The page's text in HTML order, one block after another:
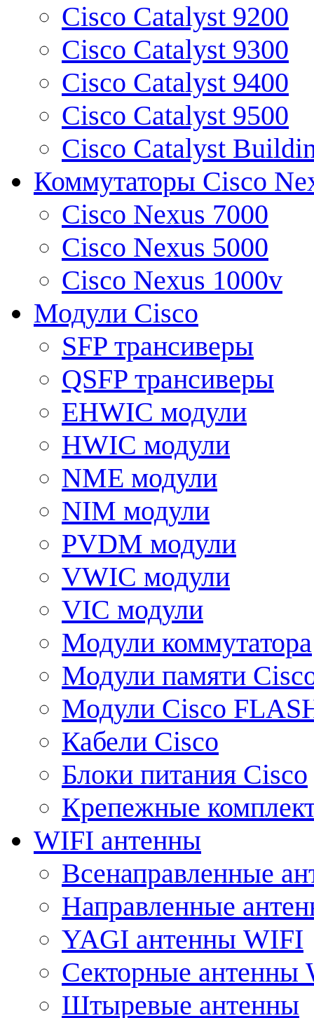
Cisco Catalyst 9200
Cisco Catalyst 9300
Cisco Catalyst 9400
Cisco Catalyst 9500
Cisco Catalyst
Коммутаторы Cisco
Cisco Nexus 7000
Cisco Nexus 5000
Cisco Nexus 1000v
Модули Cisco
SFP трансиверы
QSFP трансиверы
EHWIC модули
HWIC модули
NME модули
NIM модули
PVDM модули
VWIC модули
VIC модули
Модули коммутатора
Модули памяти
Модули Cisco
Кабели Cisco
Блоки питания Cisco
Крепежные
WIFI антенны
Всенаправленные
Направленные
YAGI антенны WIFI
Секторные антенны
Штыревые антенны